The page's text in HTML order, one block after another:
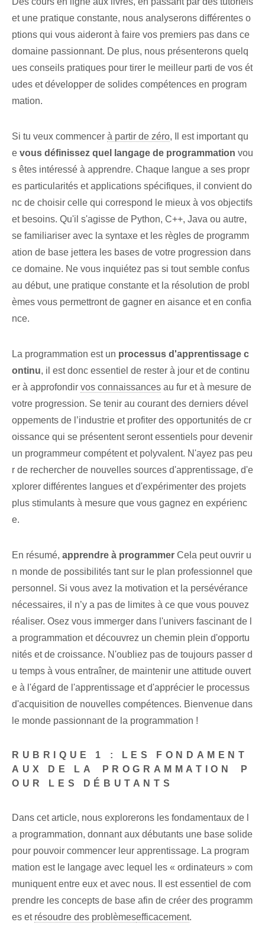
et une pratique constante, nous analyserons différentes o
ptions qui vous aideront à faire vos premiers pas dans ce
domaine passionnant. De plus, nous présenterons quelq
ues conseils pratiques pour tirer le meilleur parti de vos ét
udes et développer de solides compétences en program
mation.
Si tu veux commencer à partir de zéro, Il est important qu
e vous définissez quel langage de programmation vou
s êtes intéressé à apprendre. Chaque langue ⁣a ses propr
es⁣ particularités et ⁣applications spécifiques, il convient do
nc de choisir celle qui correspond le mieux ⁣à ⁣vos ⁣objectifs
et besoins. Qu'il s'agisse de Python, C++, Java ou autre,
se familiariser avec la syntaxe et les règles de programm
ation de base jettera les bases de votre progression dans
ce domaine. ⁢Ne vous inquiétez pas‌ si tout semble confus
au début, ⁤une pratique constante et la résolution de probl
èmes vous permettront de gagner en aisance et en confia
nce.
La programmation est un processus d'⁢apprentissage‍ c
ontinu, il est donc essentiel de rester à jour⁤ et de continu
er à ⁤approfondir vos connaissances au fur et à mesure de
votre progression. Se tenir au courant des derniers dével
oppements de l’industrie et profiter des opportunités de cr
oissance qui se présentent seront essentiels pour devenir
un programmeur compétent et polyvalent. N'ayez pas peu
r de rechercher de nouvelles sources d'apprentissage, d'e
xplorer différentes langues et d'expérimenter des projets
plus stimulants à mesure que vous gagnez en expérienc
e.
En résumé, apprendre à programmer Cela peut ouvrir u
n monde de possibilités tant sur le plan professionnel que
personnel. Si vous avez la motivation et la persévérance
nécessaires, il n’y a pas de limites à ce que vous pouvez
réaliser. ⁢Osez vous immerger dans ‌l'univers fascinant‍ de l
a programmation et ⁤découvrez un chemin plein d'opportu
nités et de ‌croissance. N'oubliez pas de toujours passer d
u temps à vous entraîner, de maintenir une attitude ouvert
e à l'égard de l'apprentissage et d'apprécier le processus
d'acquisition de nouvelles compétences. Bienvenue dans
le monde passionnant de la programmation !
RUBRIQUE 1 :
LES FONDAMENT
AUX DE LA ⁢PROGRAMMATION⁢ P
OUR LES DÉBUTANTS
Dans cet article, nous explorerons les fondamentaux de l
a programmation, donnant aux débutants une base solide
pour pouvoir commencer leur apprentissage. La program
mation est le langage avec lequel les « ordinateurs » com
muniquent entre eux et avec nous. Il est essentiel de com
prendre les concepts de base afin de créer des programm
es et résoudre des problèmesefficacement.